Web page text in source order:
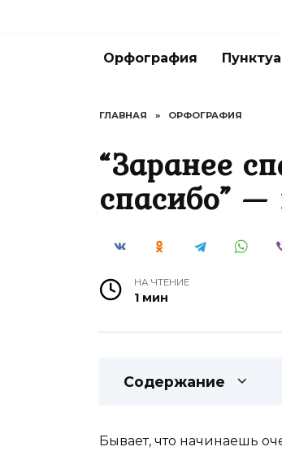
Орфография
ГЛАВНАЯ » ОРФОГРАФИЯ
“Заранее
спасибо” —
НА ЧТЕНИЕ
1 мин
Содержание
Бывает, что начинаешь